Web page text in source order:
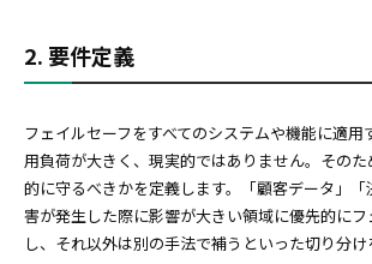
2. 要件定義
フェイルセーフをすべてのシステムや機能に適用
用負荷が大きく、現実的ではありません。その
的に守るべきかを定義します。「顧客データ」
害が発生した際に影響が大きい領域に優先的に
し、それ以外は別の手法で補うといった切り分け